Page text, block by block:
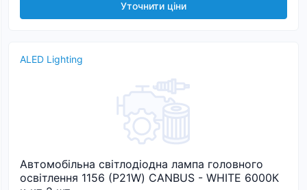
Уточнити ціни
ALED Lighting
Автомобільна світлодіодна лампа головного
освітлення 1156 (P21W) CANBUS - WHITE 6000К